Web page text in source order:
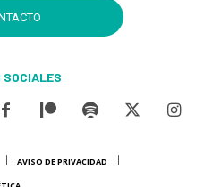
SOCIALES
AVISO DE PRIVACIDAD